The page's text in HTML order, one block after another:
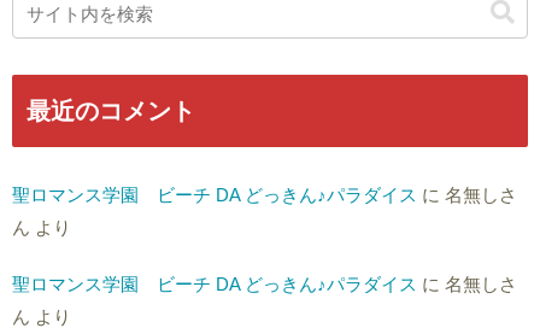
最近のコメント
聖ロマンス学園 ビーチ DA どっきん♪パラダイス に 名無しさ
ん より
聖ロマンス学園 ビーチ DA どっきん♪パラダイス に 名無しさ
ん より